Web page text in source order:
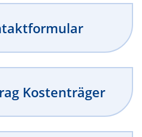
Kostenträger